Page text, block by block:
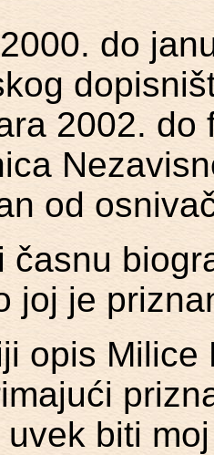
do
2002. do
od
časnu
joj je
opis
biti moj